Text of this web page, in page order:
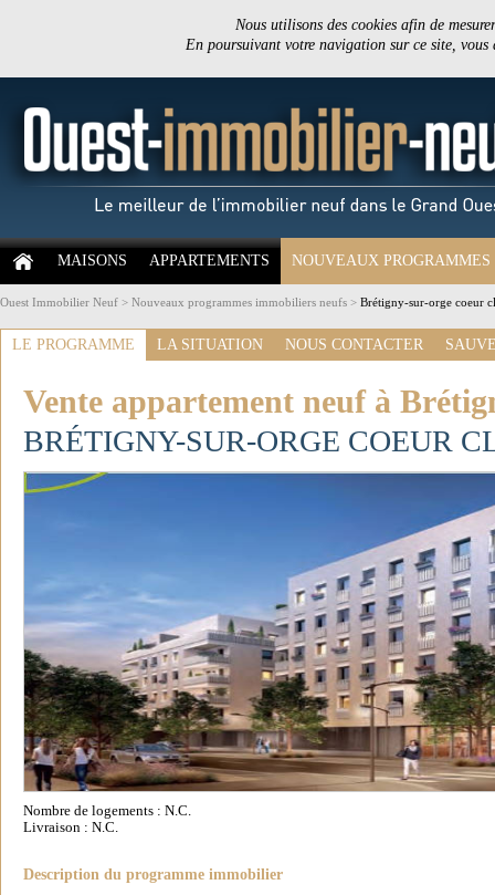
Nous utilisons des cookies afin de
En poursuivant votre navigation sur ce site,
MAISONS APPARTEMENTS NOUVEAUX PROGRAMMES
Ouest Immobilier Neuf > Nouveaux programmes immobiliers neufs > Brétigny-sur-orge coeur
LE PROGRAMME LA SITUATION NOUS CONTACTER
Vente appartement neuf à
BRÉTIGNY-SUR-ORGE COEUR
Nombre de logements : N.C.
Livraison : N.C.
Description du programme immobilier